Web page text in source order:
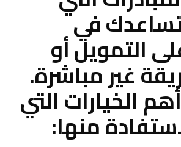
في
التمويل أو
غير مباشرة.
الخيارات التي
منها: